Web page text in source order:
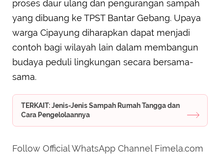
proses daur ulang dan pengurangan sampah
yang dibuang ke TPST Bantar Gebang. Upaya
warga Cipayung diharapkan dapat menjadi
contoh bagi wilayah lain dalam membangun
budaya peduli lingkungan secara bersama-
sama.
TERKAIT: Jenis-Jenis Sampah Rumah Tangga dan
Cara Pengelolaannya
Follow Official WhatsApp Channel Fimela.com